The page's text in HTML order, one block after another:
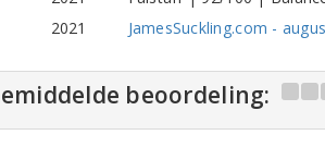
2021
JamesSuckling.com -
beoordeling: